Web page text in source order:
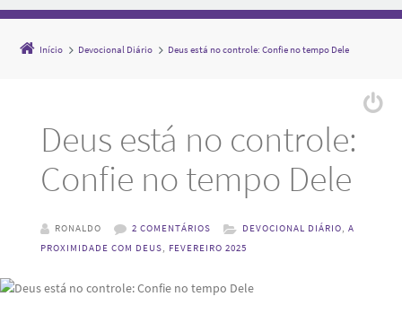
Início Devocional Diário Deus está no controle: Confie no tempo Dele
Deus está no controle:
Confie no tempo Dele
RONALDO 2 COMENTÁRIOS DEVOCIONAL DIÁRIO, A
PROXIMIDADE COM DEUS, FEVEREIRO 2025